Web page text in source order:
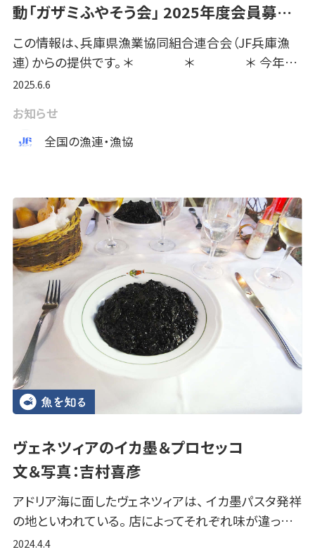
動「ガザミふやそう会」 2025年度会員募…
この情報は、兵庫県漁業協同組合連合会（JF兵庫漁
連）からの提供です。 ＊ ＊ ＊ 今年…
2025.6.6
お知らせ
全国の漁連・漁協
ヴェネツィアのイカ墨＆プロセッコ
文＆写真：吉村喜彦
アドリア海に面したヴェネツィアは、 イカ墨パスタ発祥
の地といわれている。 店によってそれぞれ味が違っ…
2024.4.4